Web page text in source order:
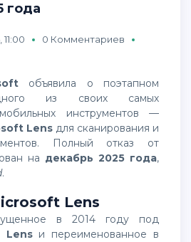
года
0 Комментариев
объявила о поэтапном
из своих самых
инструментов —
Lens для сканирования и
Полный отказ от
на декабрь 2025 года,
.
Lens
Lensи переименованное в